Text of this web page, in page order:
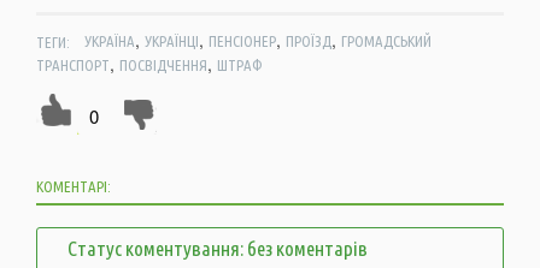
ТЕГИ: УКРАЇНА, УКРАЇНЦІ, ПЕНСІОНЕР, ПРОЇЗД, ГРОМАДСЬКИЙ
ТРАНСПОРТ, ПОСВІДЧЕННЯ, ШТРАФ
0
КОМЕНТАРІ:
Статус коментування: без коментарів